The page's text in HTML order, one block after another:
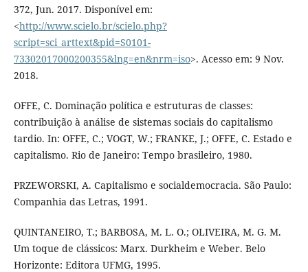
372, Jun. 2017. Disponível em:
<http://www.scielo.br/scielo.php?
script=sci_arttext&pid=S0101-
73302017000200355&lng=en&nrm=iso>. Acesso em: 9 Nov.
2018.
OFFE, C. Dominação política e estruturas de classes:
contribuição à análise de sistemas sociais do capitalismo
tardio. In: OFFE, C.; VOGT, W.; FRANKE, J.; OFFE, C. Estado e
capitalismo. Rio de Janeiro: Tempo brasileiro, 1980.
PRZEWORSKI, A. Capitalismo e socialdemocracia. São Paulo:
Companhia das Letras, 1991.
QUINTANEIRO, T.; BARBOSA, M. L. O.; OLIVEIRA, M. G. M.
Um toque de clássicos: Marx. Durkheim e Weber. Belo
Horizonte: Editora UFMG, 1995.